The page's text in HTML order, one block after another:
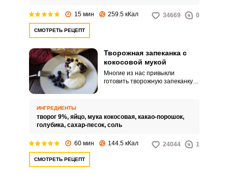
ингредиенты, подождать
15 мин 259.5 кКал 34669 0
СМОТРЕТЬ РЕЦЕПТ
Творожная запеканка с
кокосовой мукой
Многие из нас привыкли
готовить творожную запеканку с
добавлением кокосовой муки.
ИНГРЕДИЕНТЫ
творог 9%, яйцо, мука кокосовая, какао-порошок,
голубика, сахар-песок, соль
60 мин 144.5 кКал 24044 1
СМОТРЕТЬ РЕЦЕПТ